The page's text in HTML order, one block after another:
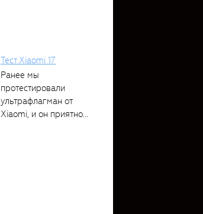
Тест Xiaomi 17
Ранее мы
протестировали
ультрафлагман от
Xiaomi, и он приятно